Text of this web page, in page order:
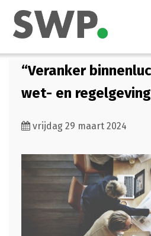
“Veranker
wet- en
vrijdag 29 maart 2024